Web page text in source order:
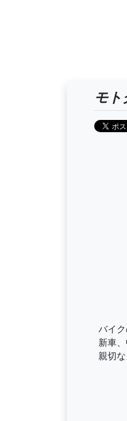
モト
バイ
新車
親切